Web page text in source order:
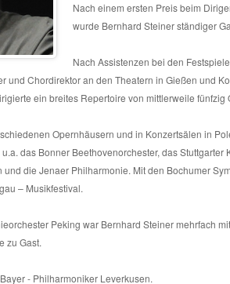
Nach einem ersten Preis beim
wurde Bernhard Steiner ständiger
Nach Assistenzen bei den
und Chordirektor an den Theatern in Gießen und
ein breites Repertoire von mittlerweile fünfzig
Opernhäusern und in Konzertsälen in
das Bonner Beethovenorchester, das
die Jenaer Philharmonie. Mit den Bochumer
– Musikfestival.
Peking war Bernhard Steiner mehrfach
zu Gast.
- Philharmoniker Leverkusen.